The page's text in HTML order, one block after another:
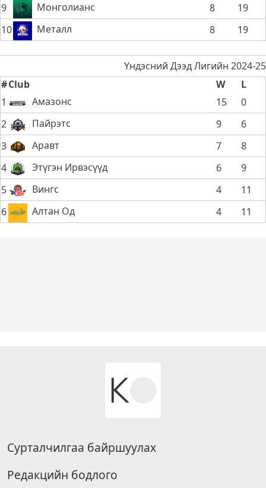
9
Монголианс 8
19
10
Металл 8 19
Үндэсний Дээд Лигийн 2024-25
#Club W
L
1
Амазонс 15
0
2
Пайрэтс 9
6
3
Аравт 7
8
4
Этүгэн Ирвэсүүд 6
9
5
Вингс 4
11
6
Алтан Од 4 11
Сурталчилгаа байршуулах
Редакцийн бодлого